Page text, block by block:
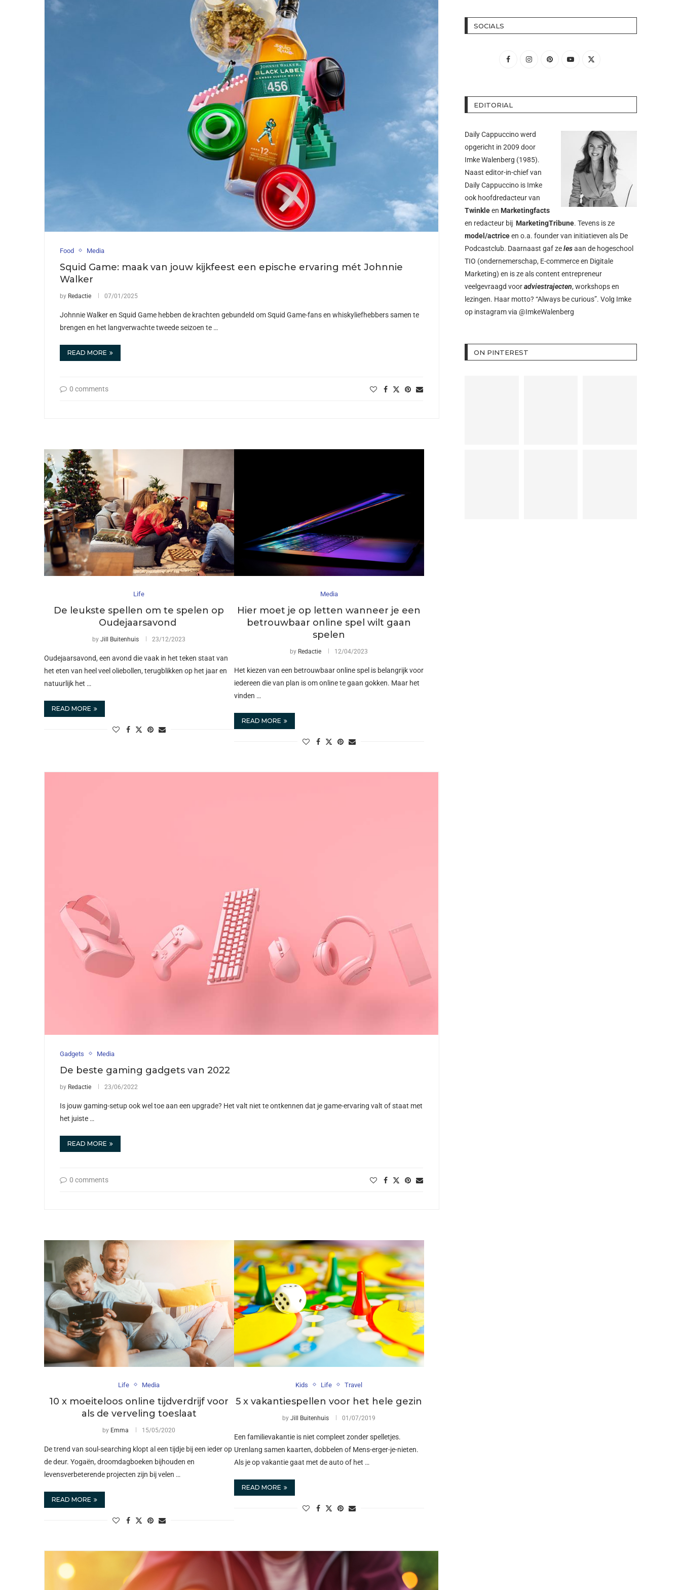
Food Media
Squid Game: maak van jouw kijkfeest een epische ervaring mét Johnnie
Walker
by Redactie 07/01/2025
Johnnie Walker en Squid Game hebben de krachten gebundeld om Squid Game-fans en whiskyliefhebbers samen te
brengen en het langverwachte tweede seizoen te …
READ MORE
0 comments
Life
De leukste spellen om te spelen op
Oudejaarsavond
byJill Buitenhuis 23/12/2023
Oudejaarsavond, een avond die vaak in het teken staat van
het eten van heel veel oliebollen, terugblikken op het jaar en
natuurlijk het …
READ MORE
Media
Hier moet je op letten wanneer je een
betrouwbaar online spel wilt gaan
spelen
by Redactie 12/04/2023
Het kiezen van een betrouwbaar online spel is belangrijk voor
iedereen die van plan is om online te gaan gokken. Maar het
vinden …
READ MORE
Gadgets Media
De beste gaming gadgets van 2022
by Redactie 23/06/2022
Is jouw gaming-setup ook wel toe aan een upgrade? Het valt niet te ontkennen dat je game-ervaring valt of staat met
het juiste …
READ MORE
0 comments
Life Media
10 x moeiteloos online tijdverdrijf voor
als de verveling toeslaat
by Emma 15/05/2020
De trend van soul-searching klopt al een tijdje bij een ieder op
de deur. Yogaën, droomdagboeken bijhouden en
levensverbeterende projecten zijn bij velen …
READ MORE
Kids Life Travel
5 x vakantiespellen voor het hele gezin
byJill Buitenhuis 01/07/2019
Een familievakantie is niet compleet zonder spelletjes.
Urenlang samen kaarten, dobbelen of Mens-erger-je-nieten.
Als je op vakantie gaat met de auto of het …
READ MORE
SOCIALS
EDITORIAL
Daily Cappuccino werd
opgericht in 2009 door
Imke Walenberg (1985).
Naast editor-in-chief van
Daily Cappuccino is Imke
ook hoofdredacteur van
Twinkleen Marketingfacts
en redacteur bij MarketingTribune. Tevens is ze
model/actriceen o.a. founder van initiatieven als De
Podcastclub. Daarnaast gaf zelesaan de hogeschool
TIO (ondernemerschap, E-commerce en Digitale
Marketing) en is ze als content entrepreneur
veelgevraagd vooradviestrajecten, workshops en
lezingen. Haar motto? “Always be curious”. Volg Imke
op instagram via @ImkeWalenberg
ON PINTEREST